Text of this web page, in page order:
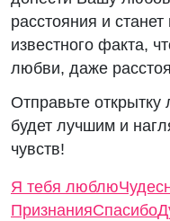
расстояния и
известного факта,
любви, даже
Отправьте
будет лучшим и
чувств!
Я тебя люблю
ПризнанияСпасибо